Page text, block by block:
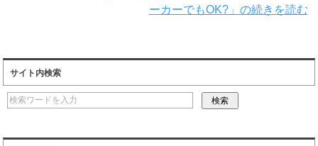
ーカーでもOK?」の続きを読む
サイト内検索